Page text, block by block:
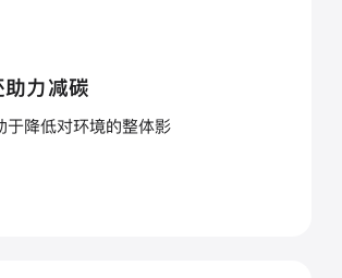
助力减碳
于降低对环境的整体影